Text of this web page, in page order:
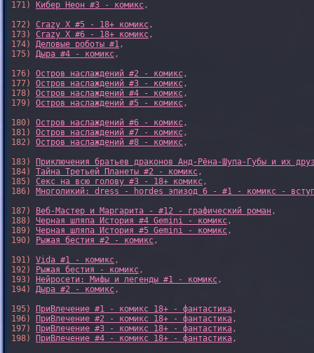
171) Кибер Неон #3 - комикс,
172) Crazy X #5 - 18+ комикс,
173) Crazy X #6 - 18+ комикс,
174) Деловые роботы #1,
175) Дыра #4 - комикс,
176) Остров наслаждений #2 - комикс,
177) Остров наслаждений #3 - комикс,
178) Остров наслаждений #4 - комикс,
179) Остров наслаждений #5 - комикс,
180) Остров наслаждений #6 - комикс,
181) Остров наслаждений #7 - комикс,
182) Остров наслаждений #8 - комикс,
183)
Приключения братьев драконов Анд-Рёна-Шупа-Губы и их
184) Тайна Третьей Планеты #2 - комикс,
185) Секс на всю голову #3 - 18+ комикс,
186) Многоликий: dress - hordes эпизод 6 - #1 - комикс -
187)
Веб-Мастер и Маргарита - #12 - графический роман,
188) Черная шляпа История #4 Gemini - комикс,
189) Черная шляпа История #5 Gemini - комикс,
190)
Рыжая бестия #2 - комикс,
191) Vida #1 - комикс,
192)
Рыжая бестия - комикс,
193)
Нейросети: Мифы и легенды #1 - комикс,
194) Дыра #2 - комикс,
195)
ПриВлечение #1 - комикс 18+ - фантастика,
196)
ПриВлечение #2 - комикс 18+ - фантастика,
197)
ПриВлечение #3 - комикс 18+ - фантастика,
198)
ПриВлечение #4 - комикс 18+ - фантастика,